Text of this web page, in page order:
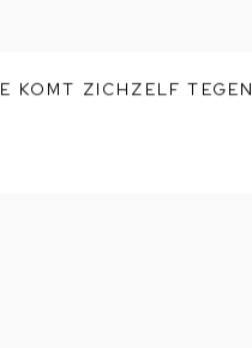
KOMT ZICHZELF TEGEN